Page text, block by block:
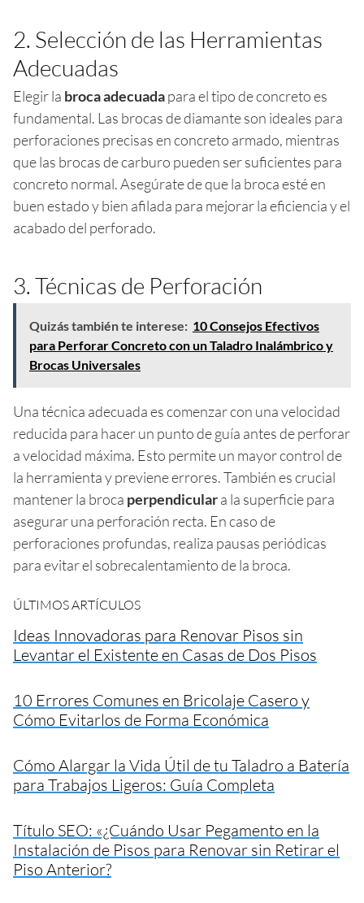
2. Selección de las Herramientas
Adecuadas
Elegir la broca adecuadapara el tipo de concreto es
fundamental. Las brocas de diamante son ideales para
perforaciones precisas en concreto armado, mientras
que las brocas de carburo pueden ser suficientes para
concreto normal. Asegúrate de que la broca esté en
buen estado y bien afilada para mejorar la eficiencia y el
acabado del perforado.
3. Técnicas de Perforación
Quizás también te interese: 10 Consejos Efectivos
para Perforar Concreto con un Taladro Inalámbrico y
Brocas Universales
Una técnica adecuada es comenzar con una velocidad
reducida para hacer un punto de guía antes de perforar
a velocidad máxima. Esto permite un mayor control de
la herramienta y previene errores. También es crucial
mantener la broca perpendiculara la superficie para
asegurar una perforación recta. En caso de
perforaciones profundas, realiza pausas periódicas
para evitar el sobrecalentamiento de la broca.
ÚLTIMOS ARTÍCULOS
Ideas Innovadoras para Renovar Pisos sin
Levantar el Existente en Casas de Dos Pisos
10 Errores Comunes en Bricolaje Casero y
Cómo Evitarlos de Forma Económica
Cómo Alargar la Vida Útil de tu Taladro a Batería
para Trabajos Ligeros: Guía Completa
Título SEO: «¿Cuándo Usar Pegamento en la
Instalación de Pisos para Renovar sin Retirar el
Piso Anterior?